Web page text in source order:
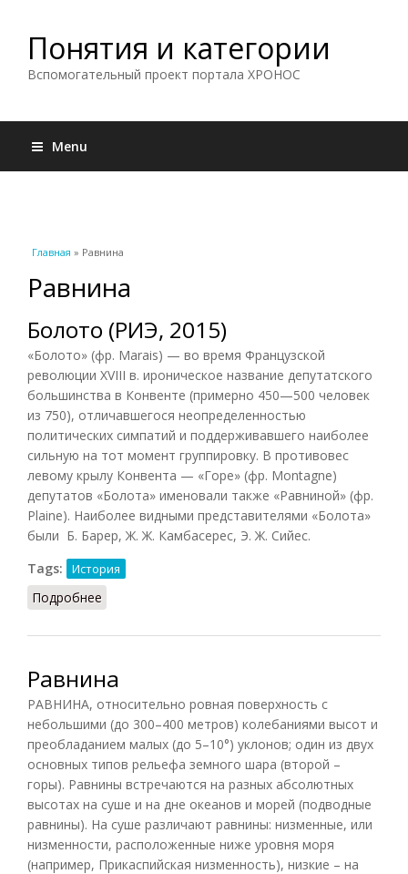
Понятия и категории
Вспомогательный проект портала ХРОНОС
Menu
Вы здесь
Главная » Равнина
Равнина
Болото (РИЭ, 2015)
«Болото» (фр. Marais) — во время Французской
революции XVIII в. ироническое название депутатского
большинства в Конвенте (примерно 450—500 человек
из 750), отличавшегося неопределенностью
политических симпатий и поддерживавшего наиболее
сильную на тот момент группировку. В противовес
левому крылу Конвента — «Горе» (фр. Montagne)
депутатов «Болота» именовали также «Равниной» (фр.
Plaine). Наиболее видными представителями «Болота»
были Б. Барер, Ж. Ж. Камбасерес, Э. Ж. Сийес.
Tags:
История
Подробнее
Равнина
РАВНИНА, относительно ровная поверхность с
небольшими (до 300–400 метров) колебаниями высот и
преобладанием малых (до 5–10°) уклонов; один из двух
основных типов рельефа земного шара (второй –
горы). Равнины встречаются на разных абсолютных
высотах на суше и на дне океанов и морей (подводные
равнины). На суше различают равнины: низменные, или
низменности, расположенные ниже уровня моря
(например, Прикаспийская низменность), низкие – на